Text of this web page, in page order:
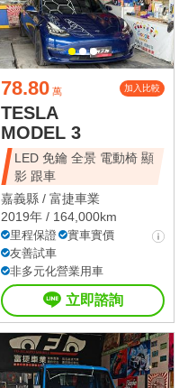
78.80 萬 加入比較
TESLA
MODEL 3
LED 免鑰 全景 電動椅 顯
影 跟車
嘉義縣 / 富捷車業
2019年 / 164,000km
里程保證
實車實價
友善試車
非多元化營業用車
立即諮詢